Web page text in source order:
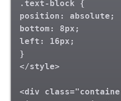
.text-block {
position: absolute;
bottom: 8px;
left: 16px;
}
</style>
<div